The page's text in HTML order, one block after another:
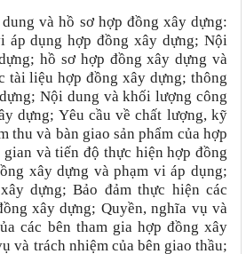
và hồ sơ hợp đồng xây dựng:
áp dụng hợp đồng xây dựng;Nội
hồ sơ hợp đồng xây dựng và
tài liệu hợp đồng xây dựng; thông
; Nội dung và khối lượng công
dựng; Yêu cầu về chất lượng, kỹ
thu và bàn giao sản phẩm của hợp
gian và tiến độ thực hiện hợp đồng
xây dựng và phạm vi áp dụng;
dựng;Bảo đảm thực hiện các
xây dựng; Quyền, nghĩa vụ và
các bên tham gia hợp đồng xây
và trách nhiệm của bên giao thầu;